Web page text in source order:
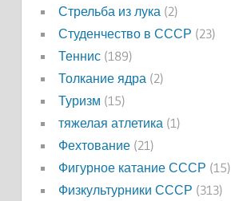
Стрельба из лука (2)
Студенчество в СССР (23)
Теннис(189)
Толкание ядра (2)
Туризм (15)
тяжелая атлетика (1)
Фехтование(21)
Фигурное катание СССР (15)
Физкультурники СССР (313)